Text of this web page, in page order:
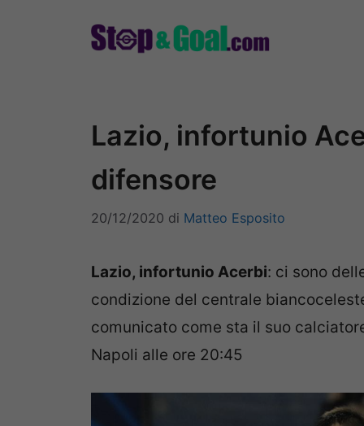
Lazio, infortunio
difensore
20/12/2020 di Matteo Esposito
Lazio, infortunio Acerbi: ci sono
condizione del centrale
comunicato come sta il suo
Napoli alle ore 20:45